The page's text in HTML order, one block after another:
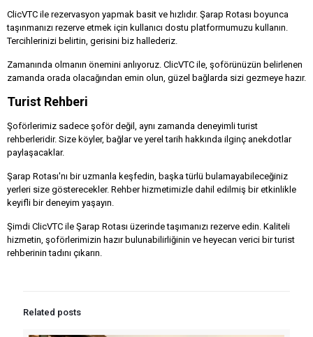
ClicVTC ile rezervasyon yapmak basit ve hızlıdır. Şarap Rotası boyunca
taşınmanızı rezerve etmek için kullanıcı dostu platformumuzu kullanın.
Tercihlerinizi belirtin, gerisini biz hallederiz.
Zamanında olmanın önemini anlıyoruz. ClicVTC ile, şoförünüzün belirlenen
zamanda orada olacağından emin olun, güzel bağlarda sizi gezmeye hazır.
Turist Rehberi
Şoförlerimiz sadece şoför değil, aynı zamanda deneyimli turist
rehberleridir. Size köyler, bağlar ve yerel tarih hakkında ilginç anekdotlar
paylaşacaklar.
Şarap Rotası'nı bir uzmanla keşfedin, başka türlü bulamayabileceğiniz
yerleri size gösterecekler. Rehber hizmetimizle dahil edilmiş bir etkinlikle
keyifli bir deneyim yaşayın.
Şimdi ClicVTC ile Şarap Rotası üzerinde taşımanızı rezerve edin. Kaliteli
hizmetin, şoförlerimizin hazır bulunabilirliğinin ve heyecan verici bir turist
rehberinin tadını çıkarın.
Related posts